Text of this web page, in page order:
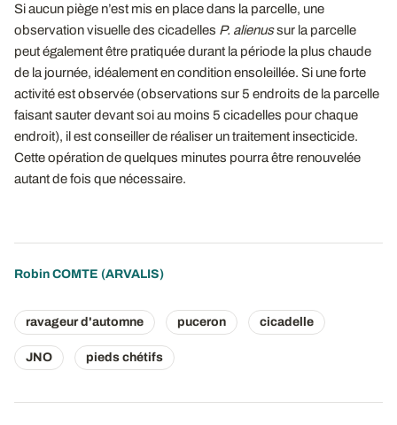
Si aucun piège n’est mis en place dans la parcelle, une
observation visuelle des cicadelles P. alienussur la parcelle
peut également être pratiquée durant la période la plus chaude
de la journée, idéalement en condition ensoleillée. Si une forte
activité est observée (observations sur 5 endroits de la parcelle
faisant sauter devant soi au moins 5 cicadelles pour chaque
endroit), il est conseiller de réaliser un traitement insecticide.
Cette opération de quelques minutes pourra être renouvelée
autant de fois que nécessaire.
Robin COMTE (ARVALIS)
ravageur d'automne puceron cicadelle
JNO pieds chétifs